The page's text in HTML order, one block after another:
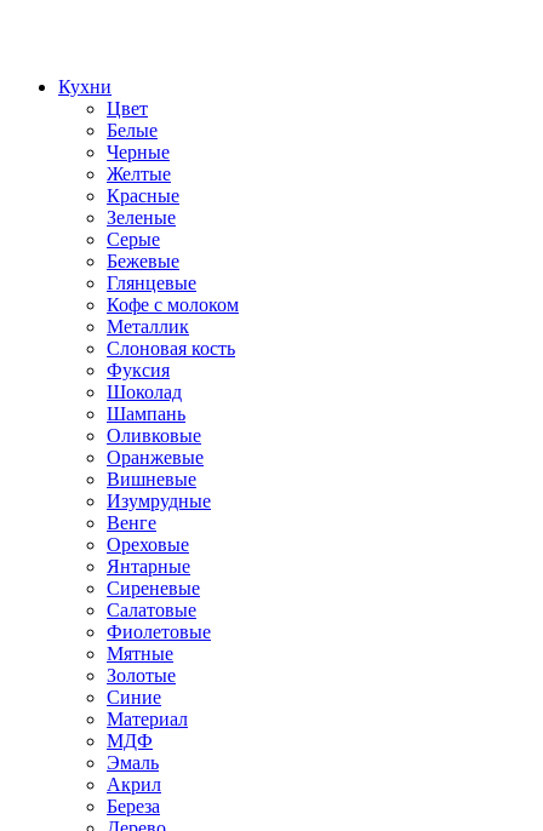
Кухни
Цвет
Белые
Черные
Желтые
Красные
Зеленые
Серые
Бежевые
Глянцевые
Кофе с молоком
Металлик
Слоновая кость
Фуксия
Шоколад
Шампань
Оливковые
Оранжевые
Вишневые
Изумрудные
Венге
Ореховые
Янтарные
Сиреневые
Салатовые
Фиолетовые
Мятные
Золотые
Синие
Материал
МДФ
Эмаль
Акрил
Береза